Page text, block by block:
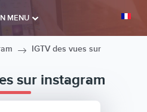
MENU
IGTV des vues sur
sur instagram